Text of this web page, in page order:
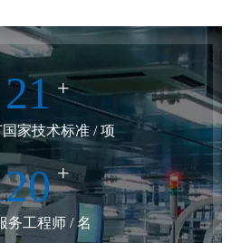
21 +
家技术标准 / 项
+
务工程师 / 名